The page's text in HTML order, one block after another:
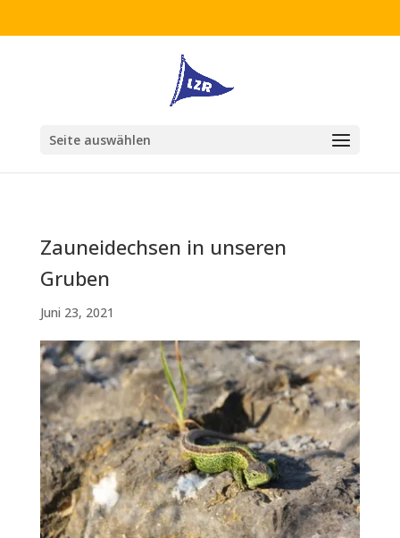
Seite auswählen
Zauneidechsen in unseren
Gruben
Juni 23, 2021